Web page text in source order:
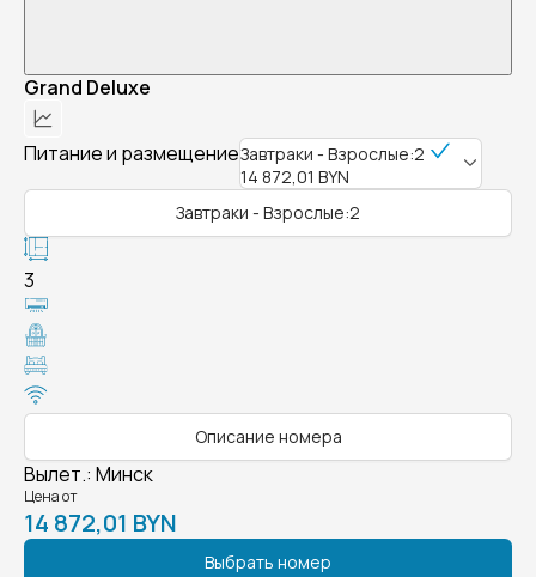
Grand Deluxe
Питание и размещениеЗавтраки - Взрослые:2
14 872,01 BYN
Завтраки - Взрослые:2
3
Описание номера
Вылет.: Минск
Цена от
14 872,01 BYN
Выбрать номер